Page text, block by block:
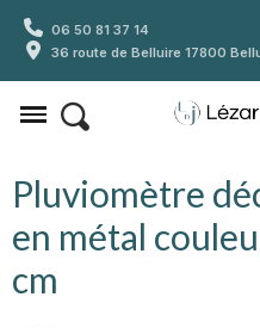
06 50 81 37 14
36 route de Belluire 17800
Pluviomètre
en métal
cm